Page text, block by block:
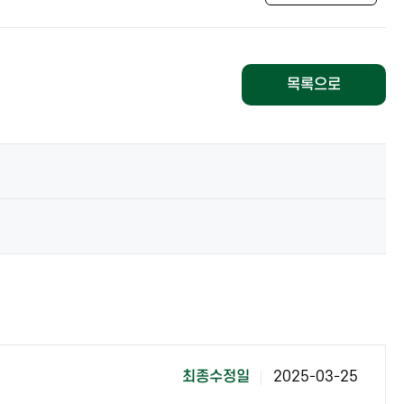
목록으로
최종수정일 2025-03-25